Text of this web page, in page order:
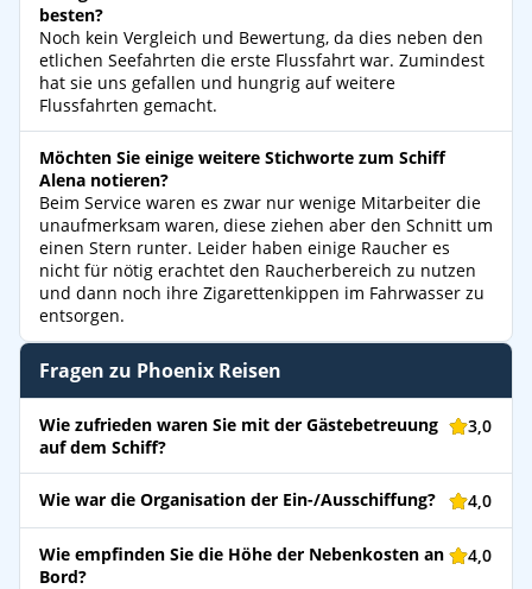
besten?
Noch kein Vergleich und Bewertung, da dies neben den
etlichen Seefahrten die erste Flussfahrt war. Zumindest
hat sie uns gefallen und hungrig auf weitere
Flussfahrten gemacht.
Möchten Sie einige weitere Stichworte zum Schiff
Alena notieren?
Beim Service waren es zwar nur wenige Mitarbeiter die
unaufmerksam waren, diese ziehen aber den Schnitt um
einen Stern runter. Leider haben einige Raucher es
nicht für nötig erachtet den Raucherbereich zu nutzen
und dann noch ihre Zigarettenkippen im Fahrwasser zu
entsorgen.
Fragen zu Phoenix Reisen
Wie zufrieden waren Sie mit der Gästebetreuung
auf dem Schiff?
3,0
Wie war die Organisation der Ein-/Ausschiffung? 4,0
Wie empfinden Sie die Höhe der Nebenkosten an
Bord?
4,0